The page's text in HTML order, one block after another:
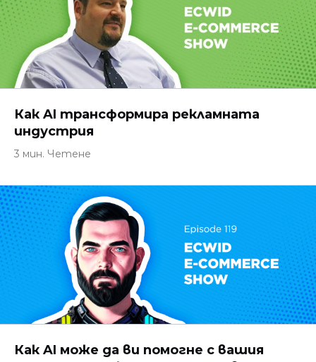
Как AI трансформира рекламната
индустрия
3 мин. Четене
Как AI може да ви помогне с вашия